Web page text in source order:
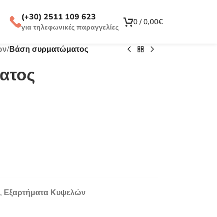
(+30) 2511 109 623
για τηλεφωνικές παραγγελίες
0 / 0,00€
/Βάση συρματώματος
, Εξαρτήματα Κυψελών